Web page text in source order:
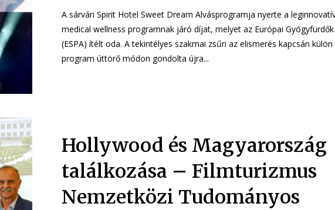
A sárvári Spirit Hotel Sweet Dream Alvásprogramja nyerte a
medical wellness programnak járó díjat, melyet az Európai Gyógyfürdők
(ESPA) ítélt oda. A tekintélyes szakmai zsűri az elismerés kapcsán külön kiemelte, hogy a
program úttörő módon gondolta újra...
Hollywood és Magyarország
találkozása – Filmturizmus
Nemzetközi Tudományos